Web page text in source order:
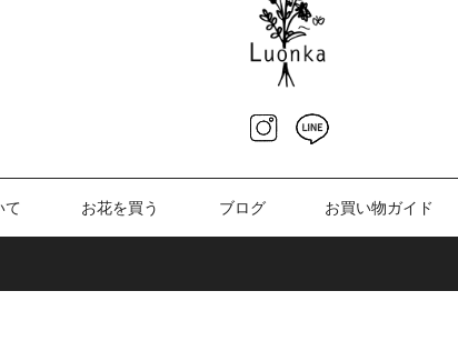
て お花を買う ブログ お買い物ガイド